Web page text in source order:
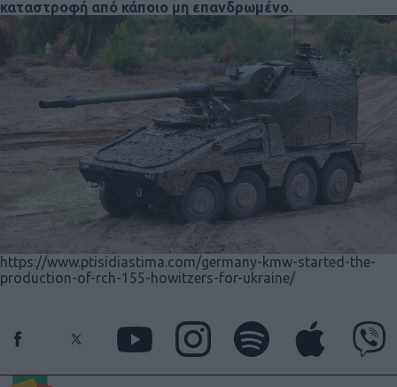
καταστροφή από κάποιο μη επανδρωμένο.
https://www.ptisidiastima.com/germany-kmw-started-the-
production-of-rch-155-howitzers-for-ukraine/